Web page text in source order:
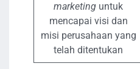
marketing untuk
mencapai visi dan
misi perusahaan yang
telah ditentukan